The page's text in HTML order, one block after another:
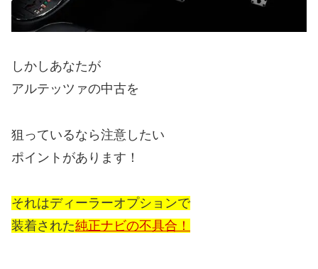
しかしあなたが
アルテッツァの中古を
狙っているなら注意したい
ポイントがあります！
それはディーラーオプションで
装着された純正ナビの不具合！